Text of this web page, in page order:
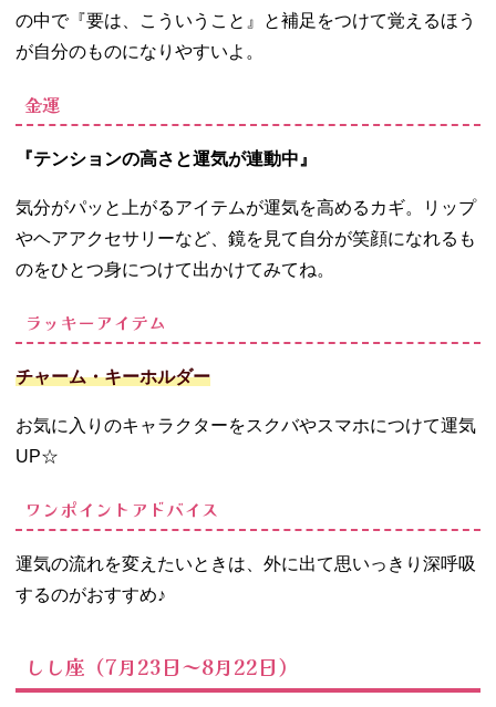
の中で『要は、こういうこと』と補足をつけて覚えるほう
が自分のものになりやすいよ。
金運
『テンションの高さと運気が連動中』
気分がパッと上がるアイテムが運気を高めるカギ。リップ
やヘアアクセサリーなど、鏡を見て自分が笑顔になれるも
のをひとつ身につけて出かけてみてね。
ラッキーアイテム
チャーム・キーホルダー
お気に入りのキャラクターをスクバやスマホにつけて運気
UP☆
ワンポイントアドバイス
運気の流れを変えたいときは、外に出て思いっきり深呼吸
するのがおすすめ♪
しし座（7月23日～8月22日）